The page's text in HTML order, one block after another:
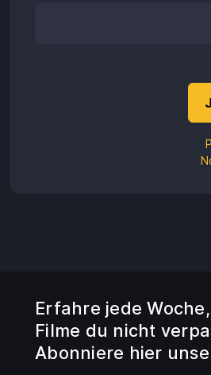
Erfahre jede
Filme du nicht
Abonniere hier